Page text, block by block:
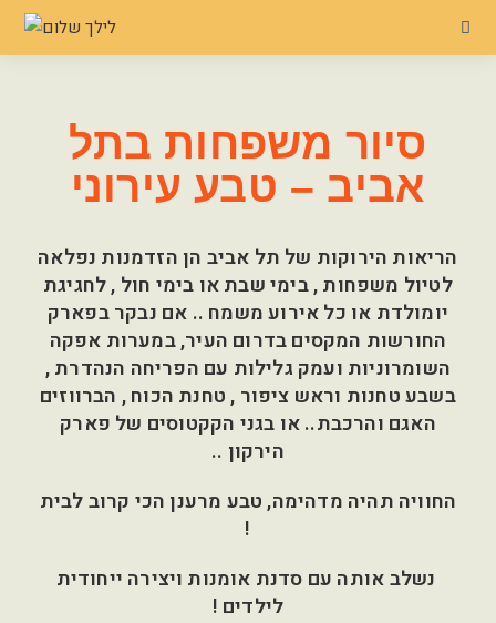
סיור משפחות בתל
אביב – טבע עירוני
הריאות הירוקות של תל אביב הן הזדמנות נפלאה
לטיול משפחות , בימי שבת או בימי חול , לחגיגת
יומולדת או כל אירוע משמח .. אם נבקר בפארק
החורשות המקסים בדרום העיר, במערות אפקה
השומרוניות ועמק גלילות עם הפריחה הנהדרת ,
בשבע טחנות וראש ציפור , טחנת הכוח , הברווזים
האגם והרכבת.. או בגני הקקטוסים של פארק
הירקון ..
החוויה תהיה מדהימה, טבע מרענן הכי קרוב לבית
!
נשלב אותה עם סדנת אומנות ויצירה ייחודית
לילדים !